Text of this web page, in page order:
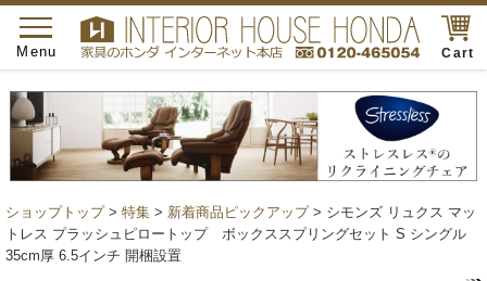
Cart
toggle
navigation
Menu
ショップトップ> 特集 > 新着商品ピックアップ> シモンズ リュクス マッ
トレス プラッシュピロートップ ボックススプリングセット S シングル
35cm厚 6.5インチ 開梱設置